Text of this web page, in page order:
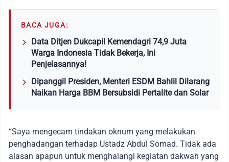
BACA JUGA:
Data Ditjen Dukcapil Kemendagri 74,9 Juta
Warga Indonesia Tidak Bekerja, Ini
Penjelasannya!
Dipanggil Presiden, Menteri ESDM Bahlil Dilarang
Naikan Harga BBM Bersubsidi Pertalite dan Solar
“Saya mengecam tindakan oknum yang melakukan
penghadangan terhadap Ustadz Abdul Somad. Tidak ada
alasan apapun untuk menghalangi kegiatan dakwah yang